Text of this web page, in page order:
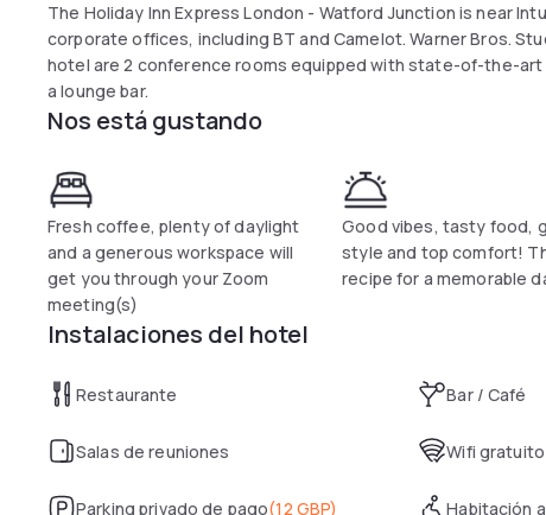
The Holiday Inn Express London - Watford Junction is near
corporate offices, including BT and Camelot. Warner Bros.
hotel are 2 conference rooms equipped with state-of-the-
a lounge bar.
Nos está gustando
Fresh coffee, plenty of daylight
and a generous workspace will
get you through your Zoom
meeting(s)
Good vibes, tasty food,
style and top comfort!
recipe for a memorable
Instalaciones del hotel
Restaurante Bar / Café
Salas de reuniones Wifi gratuito
Parking privado de pago(12 GBP) Habitación